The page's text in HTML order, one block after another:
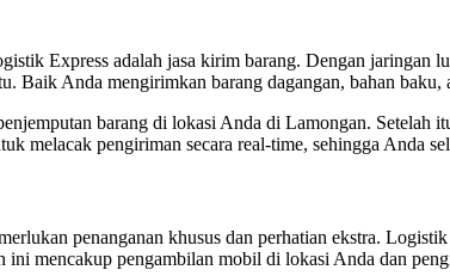
Express adalah jasa kirim barang. Dengan
Baik Anda mengirimkan barang dagangan, bahan
barang di lokasi Anda di Lamongan.
melacak pengiriman secara real-time, sehingga Anda
penanganan khusus dan perhatian ekstra.
ini mencakup pengambilan mobil di lokasi Anda dan